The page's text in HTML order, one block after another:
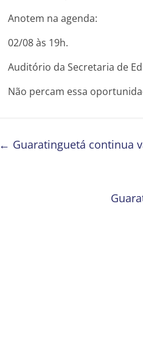
Anotem na agenda:
02/08 às 19h.
Auditório da Secretaria de
Não percam essa
← Guaratinguetá continua